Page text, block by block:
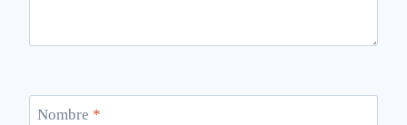
Nombre *